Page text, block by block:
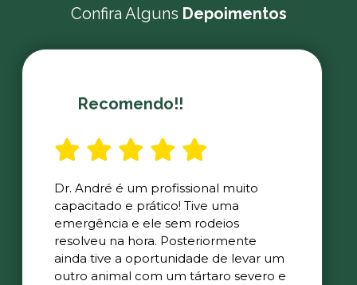
Confira Alguns Depoimentos
Recomendo!!
Dr. André é um profissional muito
capacitado e prático! Tive uma
emergência e ele sem rodeios
resolveu na hora. Posteriormente
ainda tive a oportunidade de levar um
outro animal com um tártaro severo e